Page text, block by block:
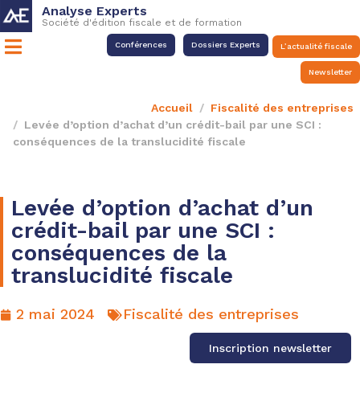
Analyse Experts
Société d'édition fiscale et de formation
Conférences Dossiers Experts L’actualité fiscale
Newsletter
Accueil
Fiscalité des entreprises
Levée d’option d’achat d’un crédit-bail par une SCI :
conséquences de la translucidité fiscale
Levée d’option d’achat d’un
crédit-bail par une SCI :
conséquences de la
translucidité fiscale
2 mai 2024 Fiscalité des entreprises
Inscription newsletter